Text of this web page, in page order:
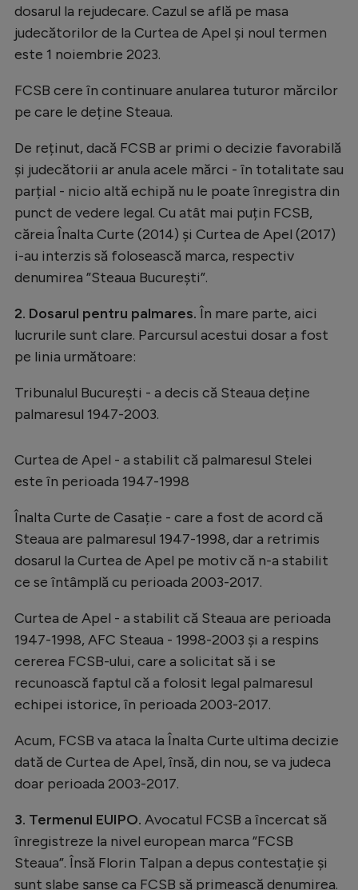
dosarul la rejudecare. Cazul se află pe masa
judecătorilor de la Curtea de Apel și noul termen
este 1 noiembrie 2023.
FCSB cere în continuare anularea tuturor mărcilor
pe care le deține Steaua.
De reținut, dacă FCSB ar primi o decizie favorabilă
și judecătorii ar anula acele mărci - în totalitate sau
parțial - nicio altă echipă nu le poate înregistra din
punct de vedere legal. Cu atât mai puțin FCSB,
căreia Înalta Curte (2014) și Curtea de Apel (2017)
i-au interzis să folosească marca, respectiv
denumirea ”Steaua București”.
2. Dosarul pentru palmares. În mare parte, aici
lucrurile sunt clare. Parcursul acestui dosar a fost
pe linia următoare:
Tribunalul București - a decis că Steaua deține
palmaresul 1947-2003.
Curtea de Apel - a stabilit că palmaresul Stelei
este în perioada 1947-1998
Înalta Curte de Casație - care a fost de acord că
Steaua are palmaresul 1947-1998, dar a retrimis
dosarul la Curtea de Apel pe motiv că n-a stabilit
ce se întâmplă cu perioada 2003-2017.
Curtea de Apel - a stabilit că Steaua are perioada
1947-1998, AFC Steaua - 1998-2003 și a respins
cererea FCSB-ului, care a solicitat să i se
recunoască faptul că a folosit legal palmaresul
echipei istorice, în perioada 2003-2017.
Acum, FCSB va ataca la Înalta Curte ultima decizie
dată de Curtea de Apel, însă, din nou, se va judeca
doar perioada 2003-2017.
3. Termenul EUIPO. Avocatul FCSB a încercat să
înregistreze la nivel european marca ”FCSB
Steaua”. Însă Florin Talpan a depus contestație și
sunt slabe șanse ca FCSB să primească denumirea.